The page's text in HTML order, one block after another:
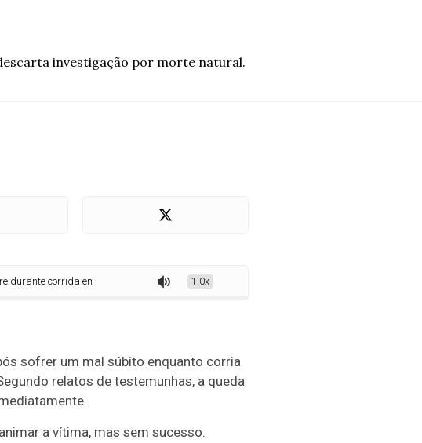
investigação por morte natural.
corrida em academia em Caxias do Sul
1.0x
sofrer um mal súbito enquanto corria
relatos de testemunhas, a queda
a vítima, mas sem sucesso.